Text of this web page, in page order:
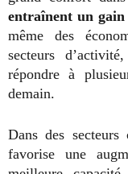
entraînent un
même des
secteurs
répondre à
demain.
Dans des
favorise une